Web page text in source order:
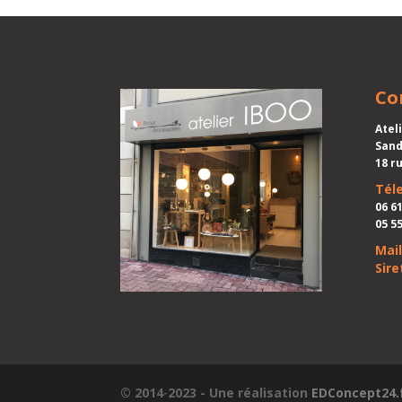
18
06
05
© 2014-2023 - Une réalisation